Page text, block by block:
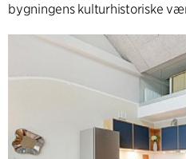
bygningens kulturhistoriske